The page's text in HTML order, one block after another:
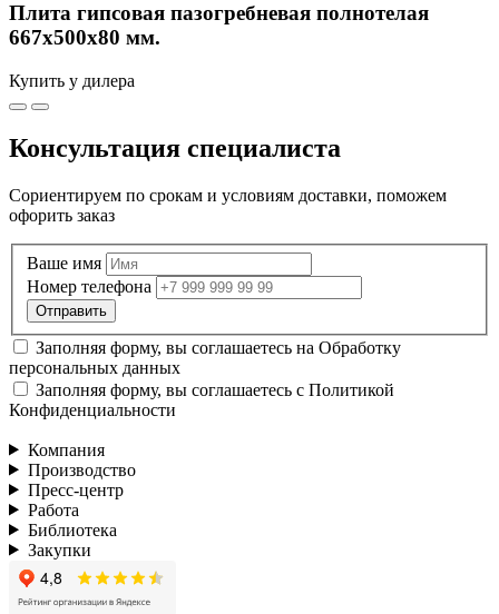
Плита гипсовая пазогребневая полнотелая
667х500х80 мм.
Купить у дилера
Консультация специалиста
Сориентируем по срокам и условиям доставки, поможем
офорить заказ
Ваше имя
Номер телефона
Заполняя форму, вы соглашаетесь на Обработку
персональных данных
Заполняя форму, вы соглашаетесь с Политикой
Конфиденциальности
Компания
Производство
Пресс-центр
Работа
Библиотека
Закупки